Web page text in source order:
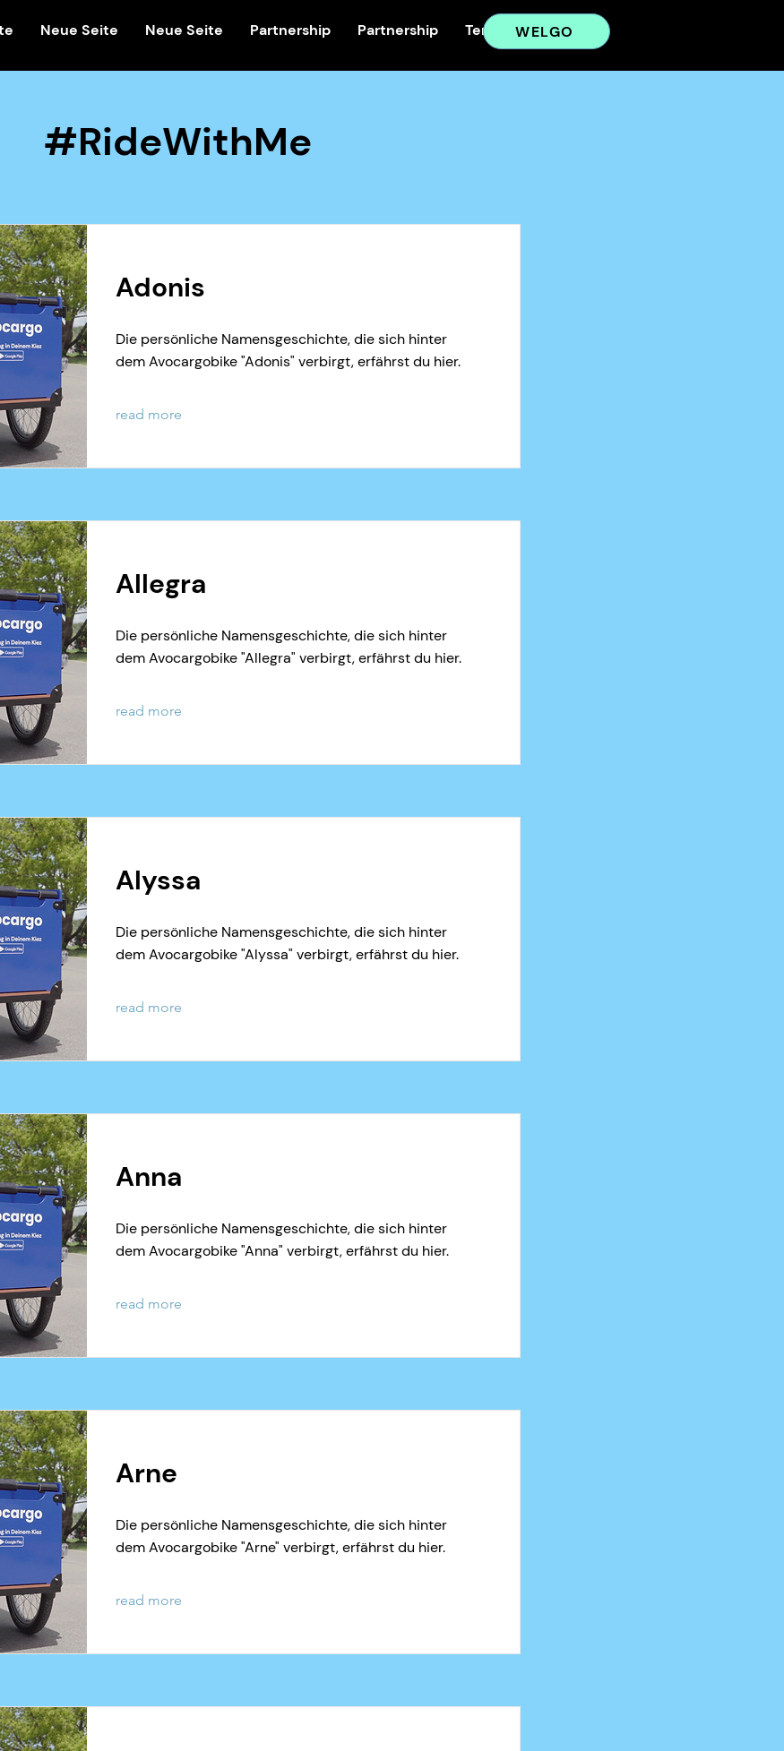
Neue Seite Neue Seite Partnership Partnership Terms AGB
WELGO
#RideWithMe
Adonis
Die persönliche Namensgeschichte, die sich hinter
dem Avocargobike "Adonis" verbirgt, erfährst du hier.
read more
Allegra
Die persönliche Namensgeschichte, die sich hinter
dem Avocargobike "Allegra" verbirgt, erfährst du hier.
read more
Alyssa
Die persönliche Namensgeschichte, die sich hinter
dem Avocargobike "Alyssa" verbirgt, erfährst du hier.
read more
Anna
Die persönliche Namensgeschichte, die sich hinter
dem Avocargobike "Anna" verbirgt, erfährst du hier.
read more
Arne
Die persönliche Namensgeschichte, die sich hinter
dem Avocargobike "Arne" verbirgt, erfährst du hier.
read more